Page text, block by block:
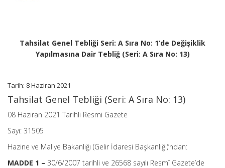
için
Tahsilat Genel Tebliği Seri: A Sıra No: 1’de Değişiklik
Yapılmasına Dair Tebliğ (Seri: A Sıra No: 13)
Tarih: 8 Haziran 2021
Tahsilat Genel Tebliği (Seri: A Sıra No: 13)
08 Haziran 2021 Tarihli Resmi Gazete
Sayı: 31505
Hazine ve Maliye Bakanlığı (Gelir İdaresi Başkanlığı)’ndan:
MADDE 1 – 30/6/2007 tarihli ve 26568 sayılı Resmî Gazete’de